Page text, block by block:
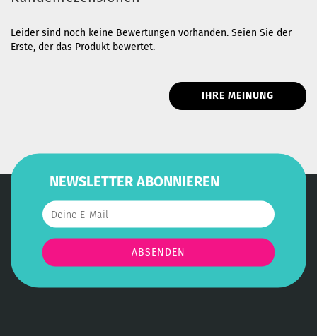
Leider sind noch keine Bewertungen vorhanden. Seien Sie der
Erste, der das Produkt bewertet.
IHRE MEINUNG
NEWSLETTER ABONNIEREN